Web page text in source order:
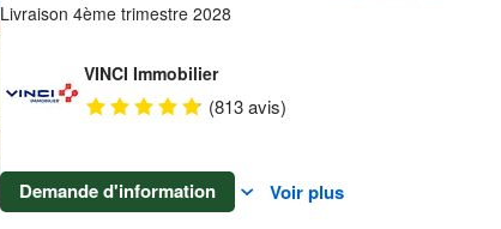
Livraison 4ème trimestre 2028
VINCI Immobilier
(813 avis)
Demande d'information Voir plus